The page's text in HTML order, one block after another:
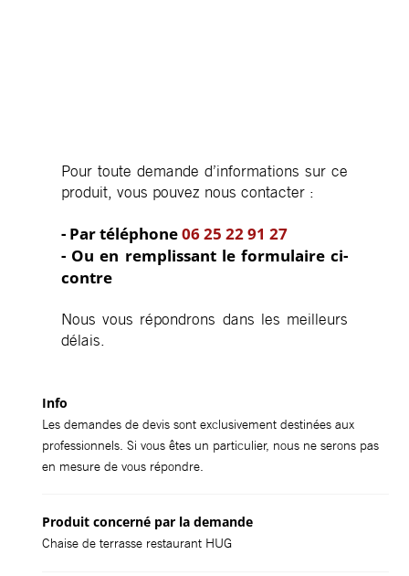
Pour toute demande d’informations sur ce
produit, vous pouvez nous contacter :
- Par téléphone06 25 22 91 27
- Ou en remplissant le formulaire ci-
contre
Nous vous répondrons dans les meilleurs
délais.
Info
Les demandes de devis sont exclusivement destinées aux
professionnels. Si vous êtes un particulier, nous ne serons pas
en mesure de vous répondre.
Produit concerné par la demande
Chaise de terrasse restaurant HUG